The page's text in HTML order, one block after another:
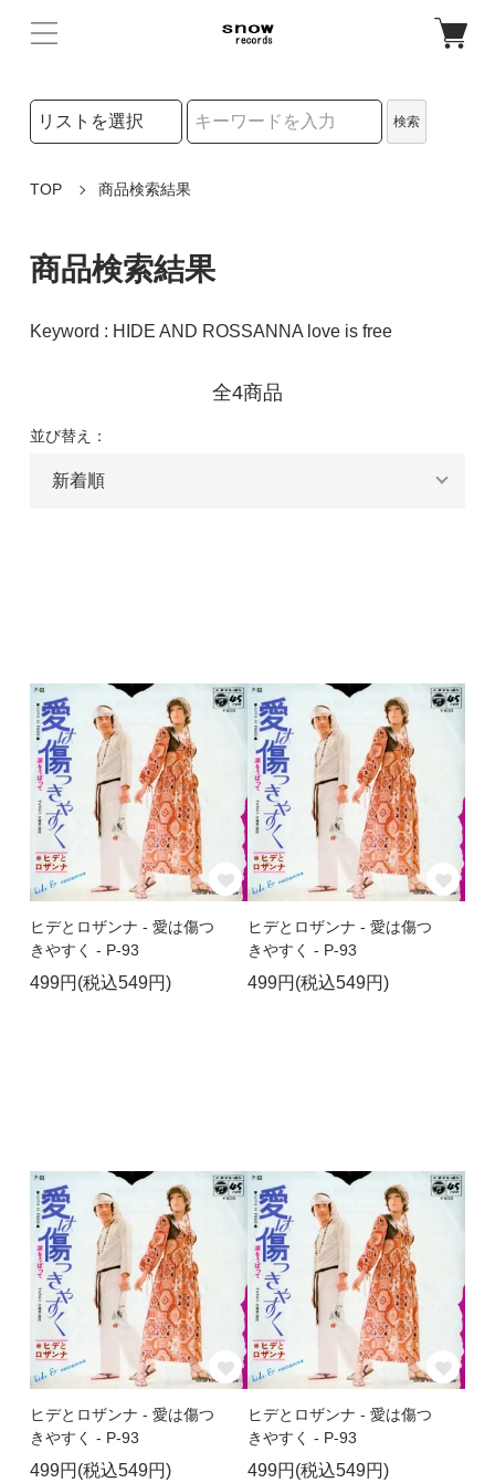
検索リストの選択
検索
TOP 商品検索結果
商品検索結果
Keyword : HIDE AND ROSSANNA love is free
全4商品
並び替え：
ヒデとロザンナ - 愛は傷つ
きやすく - P-93
499円(税込549円)
ヒデとロザンナ - 愛は傷つ
きやすく - P-93
499円(税込549円)
ヒデとロザンナ - 愛は傷つ
きやすく - P-93
499円(税込549円)
ヒデとロザンナ - 愛は傷つ
きやすく - P-93
499円(税込549円)